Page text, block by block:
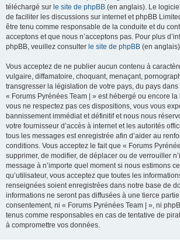
téléchargé sur le site de phpBB (en anglais). Le
de faciliter les discussions sur internet et phpBB
être tenu comme responsable de la conduite et du
acceptons et que nous n’acceptons pas. Pour plus
phpBB, veuillez consulter le site de phpBB (en
Vous acceptez de ne publier aucun contenu à
vulgaire, diffamatoire, choquant, menaçant,
transgresser la législation de votre pays, du pays
« Forums Pyrénées Team | » est hébergé ou encore
vous ne respectez pas ces dispositions, vous vous
bannissement immédiat et définitif et nous nous
votre fournisseur d’accès à internet et les autorités
tous les messages est enregistrée afin d’aider au
conditions. Vous acceptez le fait que « Forums
supprimer, de modifier, de déplacer ou de verrouiller
message à n’importe quel moment si nous estimons
qu’utilisateur, vous acceptez que toutes les
renseignées soient enregistrées dans notre base de
informations ne seront pas diffusées à une tierce
consentement, ni « Forums Pyrénées Team | », ni
tenus comme responsables en cas de tentative de
à compromettre vos données.